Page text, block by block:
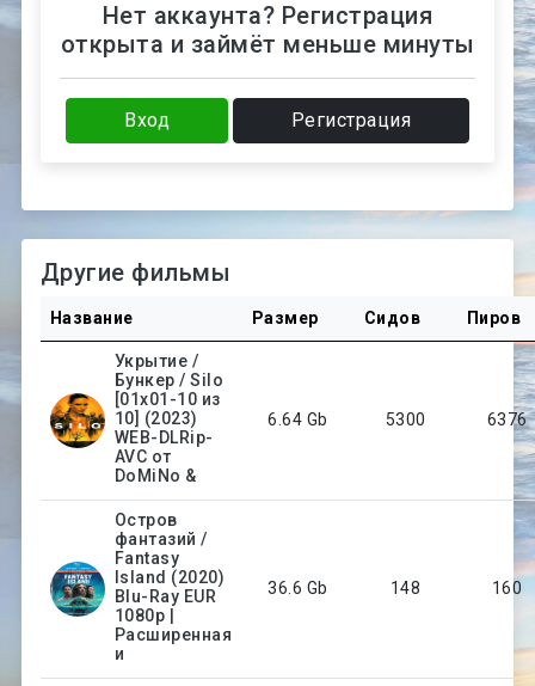
Нет аккаунта? Регистрация
открыта и займёт меньше минуты
Вход Регистрация
Другие фильмы
Название Размер Сидов Пиров
Укрытие /
Бункер / Silo
[01x01-10 из
10] (2023)
WEB-DLRip-
AVC от
DoMiNo &
6.64 Gb 5300 6376
Остров
фантазий /
Fantasy
Island (2020)
Blu-Ray EUR
1080p |
Расширенная
и
36.6 Gb 148 160